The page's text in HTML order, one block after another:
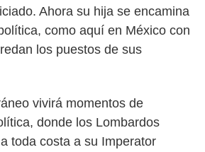
Ahora su hija se encamina
como aquí en México con
los puestos de sus
vivirá momentos de
donde los Lombardos
toda costa a su Imperator